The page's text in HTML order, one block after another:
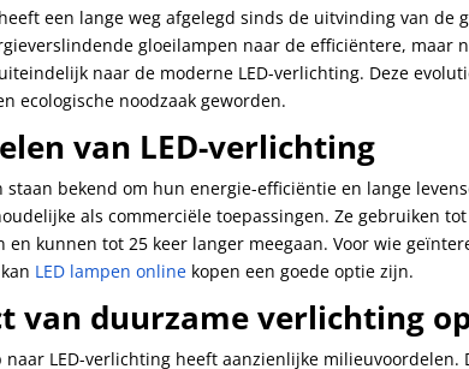
een lange weg afgelegd sinds de uitvinding van de
gloeilampen naar de efficiëntere, maar
naar de moderne LED-verlichting. Deze
ecologische noodzaak geworden.
van LED-verlichting
staan bekend om hun energie-efficiëntie en lange
als commerciële toepassingen. Ze gebruiken
en kunnen tot 25 keer langer meegaan. Voor wie
LED lampen online kopen een goede optie zijn.
van duurzame verlichting
naar LED-verlichting heeft aanzienlijke